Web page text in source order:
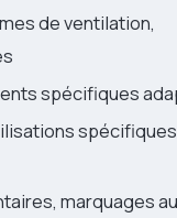
de ventilation,
spécifiques
marquages